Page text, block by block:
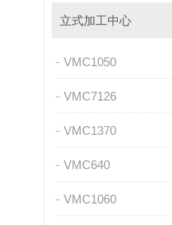
立式加工中心
VMC1050
VMC7126
VMC1370
VMC640
VMC1060